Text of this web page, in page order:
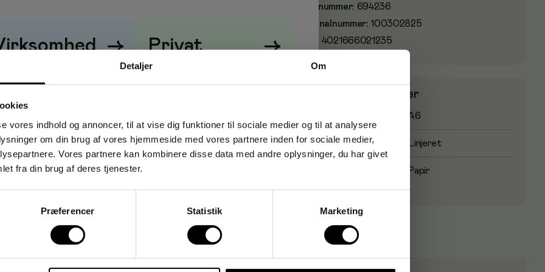
Detaljer Om
vores indhold og annoncer, til at vise dig funktioner til sociale medier og til at analysere
om din brug af vores hjemmeside med vores partnere inden for sociale medier,
Vores partnere kan kombinere disse data med andre oplysninger, du har givet
fra din brug af deres tjenester.
Præferencer Statistik Marketing
kontor, studie og privat brug. Leveres i pakke med 6, så du
let at have med i lommen eller tasken
diskret i alle miljøer
skrivning med kuglepen og blyant
genopfyldning til kontor eller klasseværelse
lister og idéer
og hjemmebrugere. Ideel til møder,
lister og hurtige skitser på farten.
Varenummer: 694236
Originalnummer: 100302825
4021666021235
Produktspecifikationer
A6
Linjetype Linjeret
Papir
→ Privat →
Priser vises